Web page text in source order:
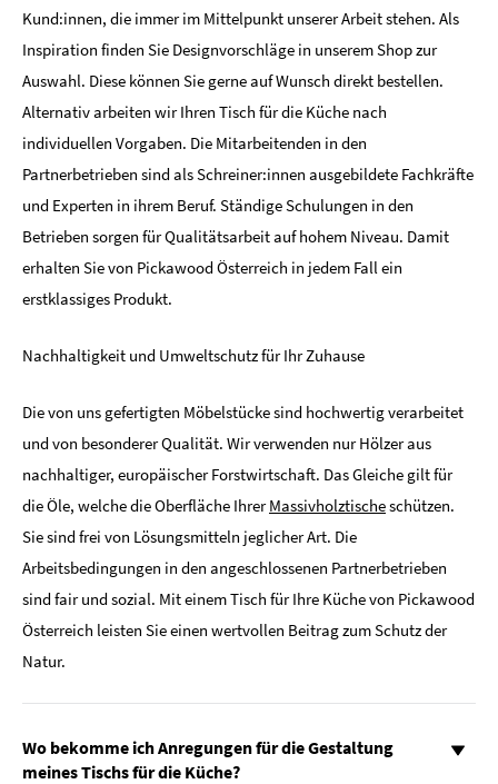
Kund:innen, die immer im Mittelpunkt unserer Arbeit stehen. Als
Inspiration finden Sie Designvorschläge in unserem Shop zur
Auswahl. Diese können Sie gerne auf Wunsch direkt bestellen.
Alternativ arbeiten wir Ihren Tisch für die Küche nach
individuellen Vorgaben. Die Mitarbeitenden in den
Partnerbetrieben sind als Schreiner:innen ausgebildete Fachkräfte
und Experten in ihrem Beruf. Ständige Schulungen in den
Betrieben sorgen für Qualitätsarbeit auf hohem Niveau. Damit
erhalten Sie von Pickawood Österreich in jedem Fall ein
erstklassiges Produkt.
Nachhaltigkeit und Umweltschutz für Ihr Zuhause
Die von uns gefertigten Möbelstücke sind hochwertig verarbeitet
und von besonderer Qualität. Wir verwenden nur Hölzer aus
nachhaltiger, europäischer Forstwirtschaft. Das Gleiche gilt für
die Öle, welche die Oberfläche IhrerMassivholztischeschützen.
Sie sind frei von Lösungsmitteln jeglicher Art. Die
Arbeitsbedingungen in den angeschlossenen Partnerbetrieben
sind fair und sozial. Mit einem Tisch für Ihre Küche von Pickawood
Österreich leisten Sie einen wertvollen Beitrag zum Schutz der
Natur.
Wo bekomme ich Anregungen für die Gestaltung
meines Tischs für die Küche?